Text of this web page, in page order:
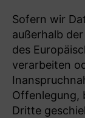
Sofern wir
außerhalb
des
verarbeiten
Offenlegung,
Dritte